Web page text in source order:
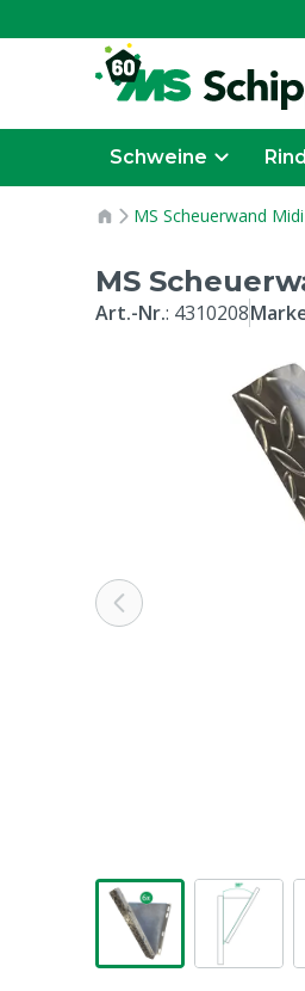
Schweine
MS Scheuerwand
MS
Art.-Nr.: 4310208